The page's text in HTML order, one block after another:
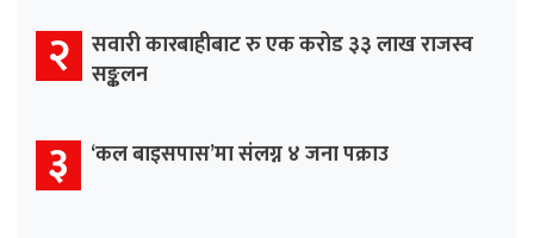
२ सवारी कारबाहीबाट रु एक करोड ३३ लाख राजस्व
सङ्कलन
३ ‘कल बाइसपास’मा संलग्न ४ जना पक्राउ